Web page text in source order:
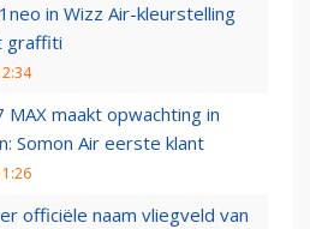
in Wizz Air-kleurstelling
graffiti
MAX maakt opwachting in
Somon Air eerste klant
officiële naam vliegveld van